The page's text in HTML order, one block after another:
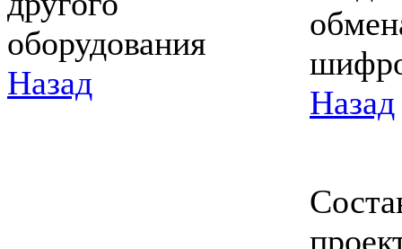
оборудования
Назад
Назад